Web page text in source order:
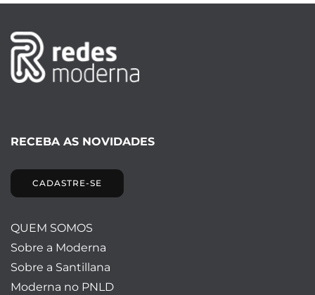
RECEBA AS NOVIDADES
CADASTRE-SE
QUEM SOMOS
Sobre a Moderna
Sobre a Santillana
Moderna no PNLD